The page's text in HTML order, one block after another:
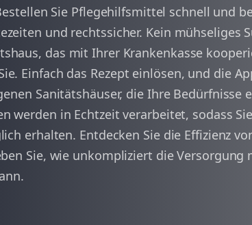
Spardorf
Marloffstein
arrow_back 1
Sie Pflegehilfsmittel schnell und
und rechtssicher. Kein mühseliges
das mit Ihrer Krankenkasse
Einfach das Rezept einlösen, und die
Sanitätshäuser, die Ihre Bedürfnisse
werden in Echtzeit verarbeitet, sodass
erhalten. Entdecken Sie die Effizienz
Sie, wie unkompliziert die Versorgung